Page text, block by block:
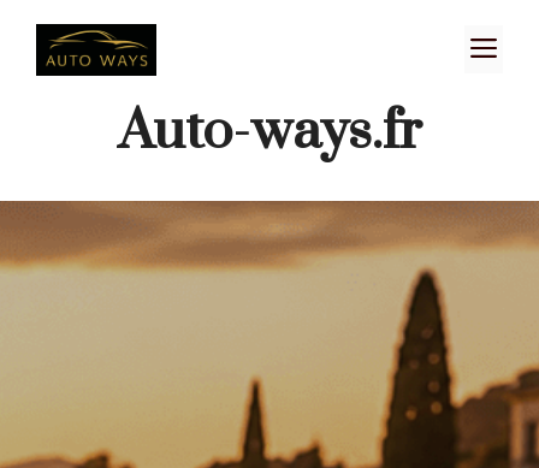
contenu
Auto-ways.fr